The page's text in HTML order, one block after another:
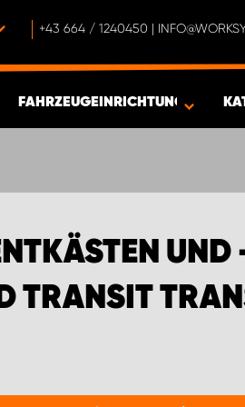
+43 664 / 1240450 |
FAHRZEUGEINRICHTUNGEN FÜR
UND
TRANSIT